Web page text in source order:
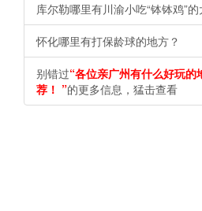
库尔勒哪里有川渝小吃“钵钵鸡”的
怀化哪里有打保龄球的地方？
别错过“各位亲广州有什么好玩
荐！ ​​​​”的更多信息，猛击查看